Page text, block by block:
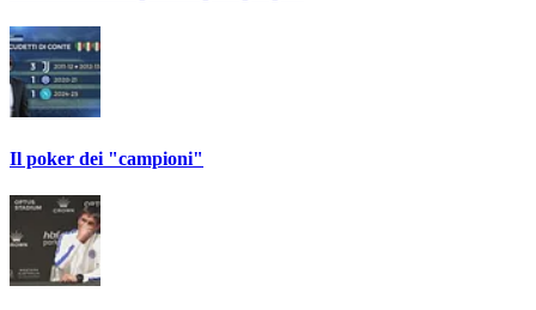
Il poker dei "campioni"